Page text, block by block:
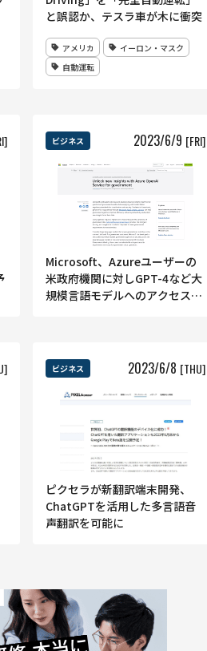
と誤認か、テスラ車が木に衝突
アメリカ
イーロン・マスク
自動運転
ビジネス 2023/6/9 [FRI]
Microsoft、Azureユーザーの
米政府機関に対しGPT-4など大
規模言語モデルへのアクセスを
ビジネス 2023/6/8 [THU]
ピクセラが新翻訳端末開発、
ChatGPTを活用した多言語音
声翻訳を可能に